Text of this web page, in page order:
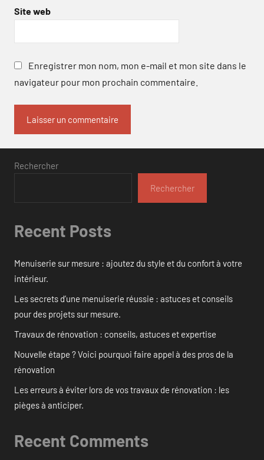
Site web
Enregistrer mon nom, mon e-mail et mon site dans le
navigateur pour mon prochain commentaire.
Rechercher
Rechercher
Recent Posts
Menuiserie sur mesure : ajoutez du style et du confort à votre
intérieur.
Les secrets d’une menuiserie réussie : astuces et conseils
pour des projets sur mesure.
Travaux de rénovation : conseils, astuces et expertise
Nouvelle étape ? Voici pourquoi faire appel à des pros de la
rénovation
Les erreurs à éviter lors de vos travaux de rénovation : les
pièges à anticiper.
Recent Comments